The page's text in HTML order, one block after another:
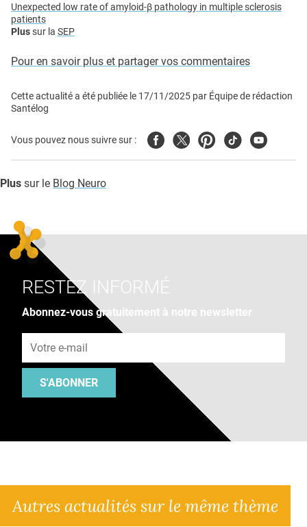
Unexpected low rate of amyloid-β pathology in multiple sclerosis
patients
Plussur la SEP
Pour en savoir plus et partager vos commentaires
Cette actualité a été publiée le 17/11/2025 par Équipe de rédaction
Santélog
Vous pouvez nous suivre sur : FacebookTwitterPinterest
TiktokYoutube
Plus sur le Blog Neuro
RESTEZ INFORMÉ
Abonnez-vous gratuitement à notre newsletter
S'ABONNER
Autres actualités sur le même thème